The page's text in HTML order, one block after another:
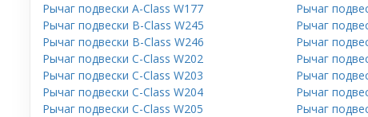
Рычаг подвески A-Class W177
Рычаг подвески B-Class W245
Рычаг подвески B-Class W246
Рычаг подвески C-Class W202
Рычаг подвески C-Class W203
Рычаг подвески C-Class W204
Рычаг подвески C-Class W205
Рычаг
Рычаг
Рычаг
Рычаг
Рычаг
Рычаг
Рычаг